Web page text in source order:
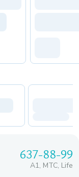
637-88-99
A1, МТС, Life